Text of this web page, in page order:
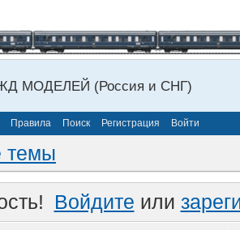
МОДЕЛЕЙ (Россия и СНГ)
Правила Поиск Регистрация Войти
темы
Войдите или